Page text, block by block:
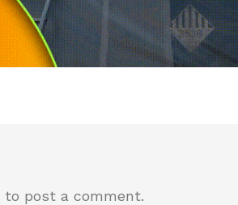
to post a comment.